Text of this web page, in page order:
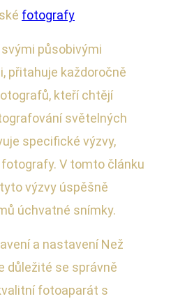
Ondřej Svoboda
fotografy
svými působivými
přitahuje každoročně
kteří chtějí
světelných
specifické výzvy,
V tomto článku
výzvy úspěšně
úchvatné snímky.
a nastavení Než
důležité se správně
fotoaparát s